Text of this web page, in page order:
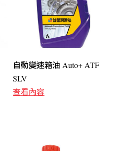
自動變速箱油 Auto+ ATF
SLV
查看內容